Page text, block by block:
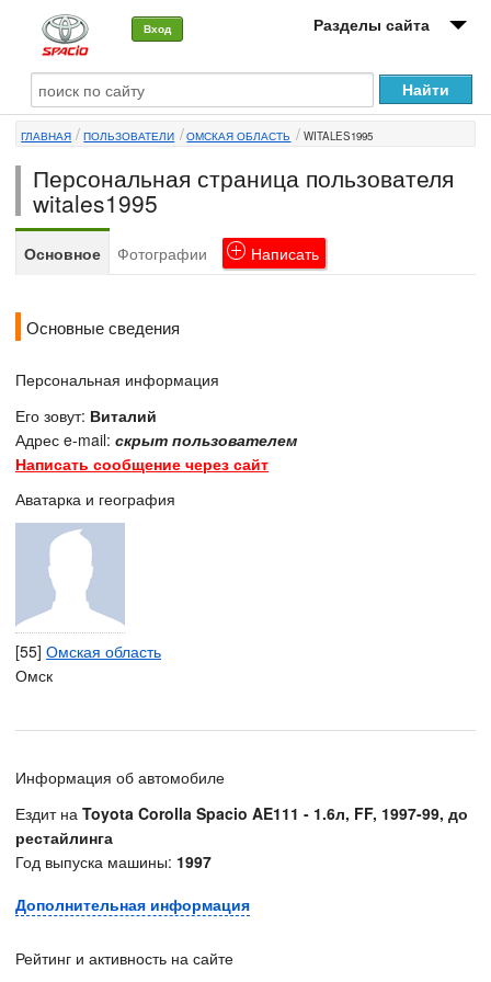
Вход Разделы сайта
О машине
Автоклуб
Форумы
Сервисы и услуги
ГЛАВНАЯ ПОЛЬЗОВАТЕЛИ ОМСКАЯ ОБЛАСТЬ WITALES1995
Персональная страница пользователя
witales1995
Основное Фотографии Написать
Основные сведения
Персональная информация
Его зовут: Виталий
Адрес e-mail: скрыт пользователем
Написать сообщение через сайт
Аватарка и география
[55] Омская область
Омск
Информация об автомобиле
Ездит на Toyota Corolla Spacio AE111 - 1.6л, FF, 1997-99, до
рестайлинга
Год выпуска машины: 1997
Дополнительная информация
Рейтинг и активность на сайте